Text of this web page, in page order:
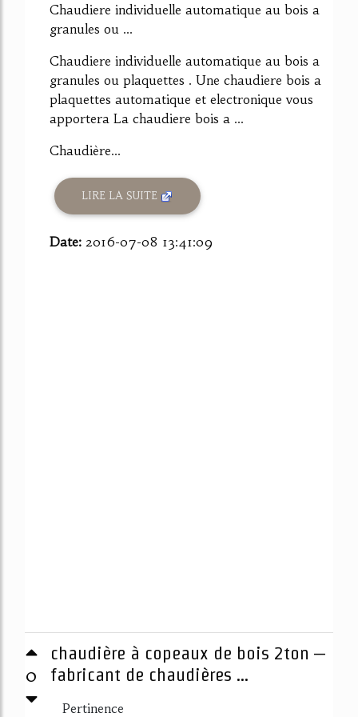
Chaudiere individuelle automatique au bois a
granules ou ...
Chaudiere individuelle automatique au bois a
granules ou plaquettes . Une chaudiere bois a
plaquettes automatique et electronique vous
apportera La chaudiere bois a ...
Chaudière...
LIRE LA SUITE
Date: 2016-07-08 13:41:09
0
chaudière à copeaux de bois 2ton –
fabricant de chaudières ...
Pertinence